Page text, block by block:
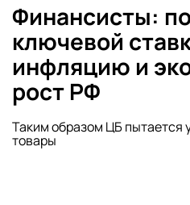
Финансисты:
ключевой
инфляцию и
рост РФ
Таким образом ЦБ пытается
товары